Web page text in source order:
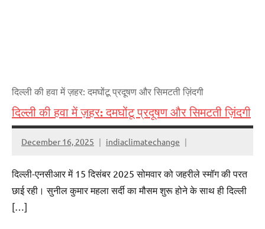
दिल्ली की हवा में ज़हर: दमघोंटू प्रदूषण और सिमटती ज़िंदगी
दिल्ली की हवा में ज़हर: दमघोंटू प्रदूषण और सिमटती ज़िंदगी
December 16, 2025 indiaclimatechange
दिल्ली-एनसीआर में 15 दिसंबर 2025 सोमवार को जहरीले स्मॉग की परत
छाई रही। सुनील कुमार महला सर्दी का मौसम शुरू होने के साथ ही दिल्ली
[…]